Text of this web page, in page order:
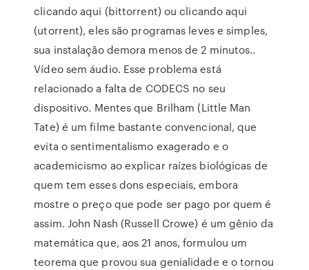
clicando aqui (bittorrent) ou clicando aqui
(utorrent), eles são programas leves e simples,
sua instalação demora menos de 2 minutos..
Vídeo sem áudio. Esse problema está
relacionado a falta de CODECS no seu
dispositivo. Mentes que Brilham (Little Man
Tate) é um filme bastante convencional, que
evita o sentimentalismo exagerado e o
academicismo ao explicar raízes biológicas de
quem tem esses dons especiais, embora
mostre o preço que pode ser pago por quem é
assim. John Nash (Russell Crowe) é um gênio da
matemática que, aos 21 anos, formulou um
teorema que provou sua genialidade e o tornou